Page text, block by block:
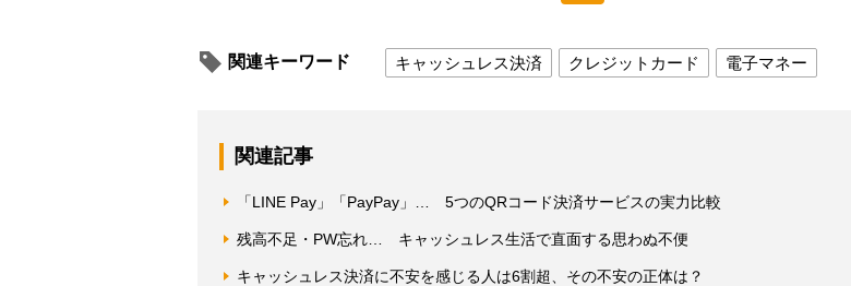
関連キーワード キャッシュレス決済 クレジットカード 電子マネー
関連記事
「LINE Pay」「PayPay」… 5つのQRコード決済サービスの実力比較
残高不足・PW忘れ… キャッシュレス生活で直面する思わぬ不便
キャッシュレス決済に不安を感じる人は6割超、その不安の正体は？